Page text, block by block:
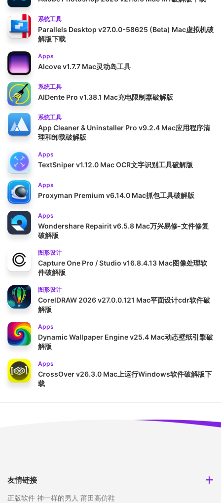
系统工具
Parallels Desktop v27.0.0-58625 (Beta) Mac虚拟机破
解版下载
Apps
Alcove v1.7.7 Mac灵动岛工具
系统工具
AlDente Pro v1.38.1 Mac充电限制器破解版
系统工具
App Cleaner & Uninstaller Pro v9.2.4 Mac应用程序清
理和卸载破解版
Apps
TextSniper v1.12.0 Mac OCR文字识别工具破解版
Apps
Proxyman Premium v6.14.0 Mac抓包工具破解版
Apps
Wondershare Repairit v6.5.8 Mac万兴易修-文件修复
破解版
图形设计
Capture One Pro / Studio v16.8.4.13 Mac图像处理软
件破解版
图形设计
CorelDRAW 2026 v27.0.0.121 Mac平面设计cdr软件破
解版
Apps
Dynamic Wallpaper Engine v25.4 Mac动态壁纸引擎破
解版
Apps
CrossOver v26.3.0 Mac上运行Windows软件破解版下
载
友情链接
正版软件 神一样的男人 莆田高仿鞋